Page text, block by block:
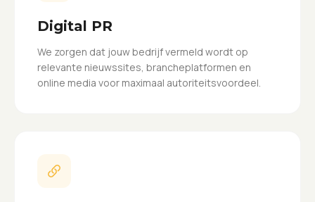
Digital PR
We zorgen dat jouw bedrijf vermeld wordt op
relevante nieuwssites, brancheplatformen en
online media voor maximaal autoriteitsvoordeel.